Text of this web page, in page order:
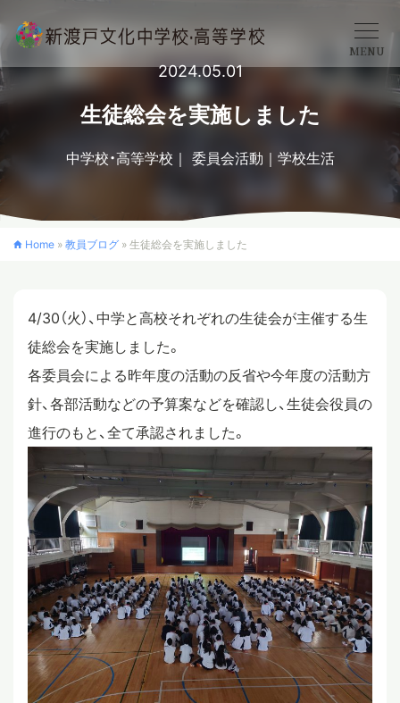
学校概要
中学校
高等学校
クロスカリキュラム
スタディツアー
ニュース
教員ブログ
在校生・保護者・卒業生の方へ
MENU
2024.05.01
生徒総会を実施しました
中学校・高等学校 委員会活動 学校生活
Home » 教員ブログ » 生徒総会を実施しました
4/30（火）、中学と高校それぞれの生徒会が主催する生
徒総会を実施しました。
各委員会による昨年度の活動の反省や今年度の活動方
針、各部活動などの予算案などを確認し、生徒会役員の
進行のもと、全て承認されました。